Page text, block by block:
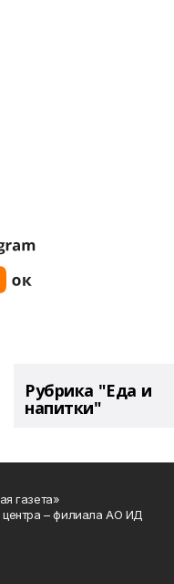
Рубрика "Еда и
напитки"
газета»
центра – филиала АО ИД